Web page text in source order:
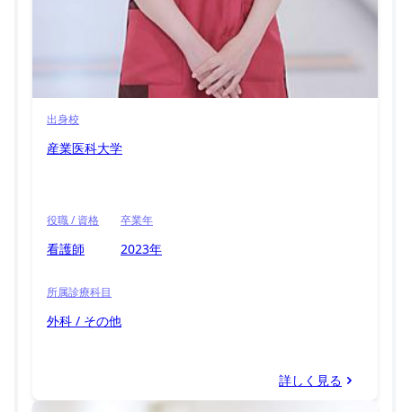
出身校
産業医科大学
役職 / 資格
看護師
卒業年
2023年
所属診療科目
外科 / その他
詳しく見る